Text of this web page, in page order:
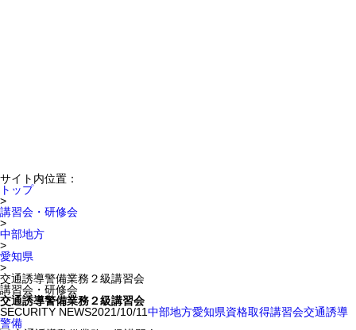
サイト内位置：
トップ
>
講習会・研修会
>
中部地方
>
愛知県
>
交通誘導警備業務２級講習会
講習会・研修会
交通誘導警備業務２級講習会
SECURITY NEWS2021/10/11中部地方愛知県資格取得講習会交通誘導
警備